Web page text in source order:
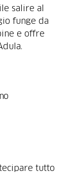
salire al
funge da
e offre
tutto